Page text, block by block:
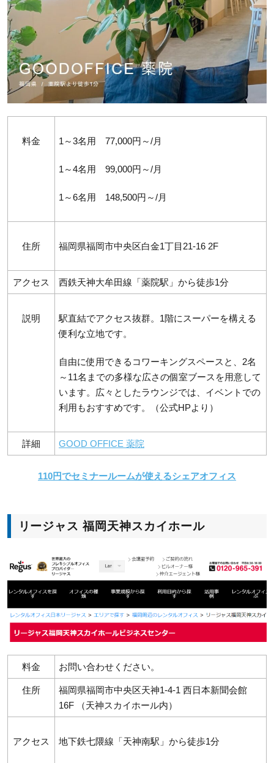
料金 1～3名用 77,000円～/月
1～4名用 99,000円～/月
1～6名用 148,500円～/月
住所 福岡県福岡市中央区白金1丁目21-16 2F
アクセス 西鉄天神大牟田線「薬院駅」から徒歩1分
説明
駅直結でアクセス抜群。1階にスーパーを構える
便利な立地です。
自由に使用できるコワーキングスペースと、2名
～11名までの多様な広さの個室ブースを用意して
います。広々としたラウンジでは、イベントでの
利用もおすすめです。（公式HPより）
詳細 GOOD OFFICE 薬院
110円でセミナールームが使えるシェアオフィス
リージャス 福岡天神スカイホール
料金 お問い合わせください。
住所
福岡県福岡市中央区天神1-4-1 西日本新聞会館
16F （天神スカイホール内）
アクセス 地下鉄七隈線「天神南駅」から徒歩1分